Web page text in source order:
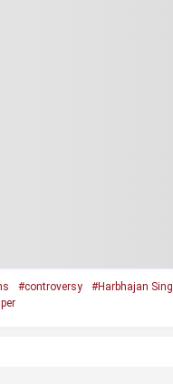
#controversy #Harbhajan